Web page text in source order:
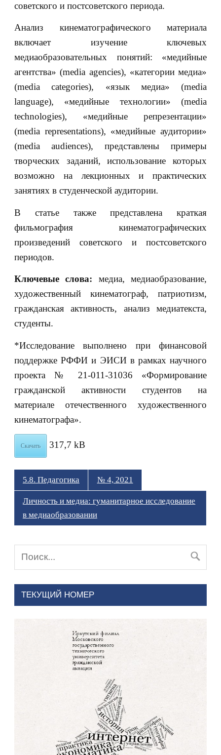
советского и постсоветского периода.
Анализ кинематографического материала
включает изучение ключевых
медиаобразовательных понятий: «медийные
агентства» (media agencies), «категории медиа»
(media categories), «язык медиа» (media
language), «медийные технологии» (media
technologies), «медийные репрезентации»
(media representations), «медийные аудитории»
(media audiences), представлены примеры
творческих заданий, использование которых
возможно на лекционных и практических
занятиях в студенческой аудитории.
В статье также представлена краткая
фильмография кинематографических
произведений советского и постсоветского
периодов.
Ключевые слова: медиа, медиаобразование,
художественный кинематограф, патриотизм,
гражданская активность, анализ медиатекста,
студенты.
*Исследование выполнено при финансовой
поддержке РФФИ и ЭИСИ в рамках научного
проекта № 21-011-31036 «Формирование
гражданской активности студентов на
материале отечественного художественного
кинематографа».
Скачать 317,7 kB
5.8. Педагогика № 4, 2021
Личность и медиа: гуманитарное исследование
в медиаобразовании
ТЕКУЩИЙ НОМЕР